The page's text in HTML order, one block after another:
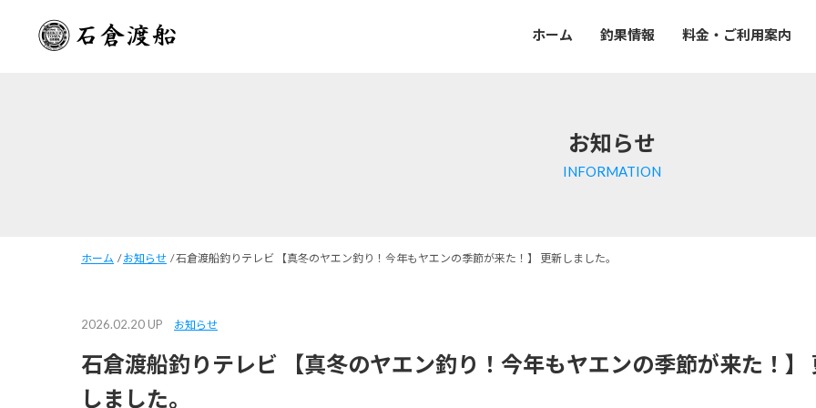
ホーム 釣果情報 料金・ご利用案内
お知らせ
INFORMATION
ホーム /お知らせ /石倉渡船釣りテレビ 【真冬のヤエン釣り！今年もヤエンの季節が来た！】 更新しました。
2026.02.20 UP お知らせ
石倉渡船釣りテレビ 【真冬のヤエン釣り！今年もヤエンの季節が来た！】
しました。